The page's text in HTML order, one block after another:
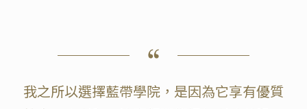
我之所以選擇藍帶學院，是因為它享有優質